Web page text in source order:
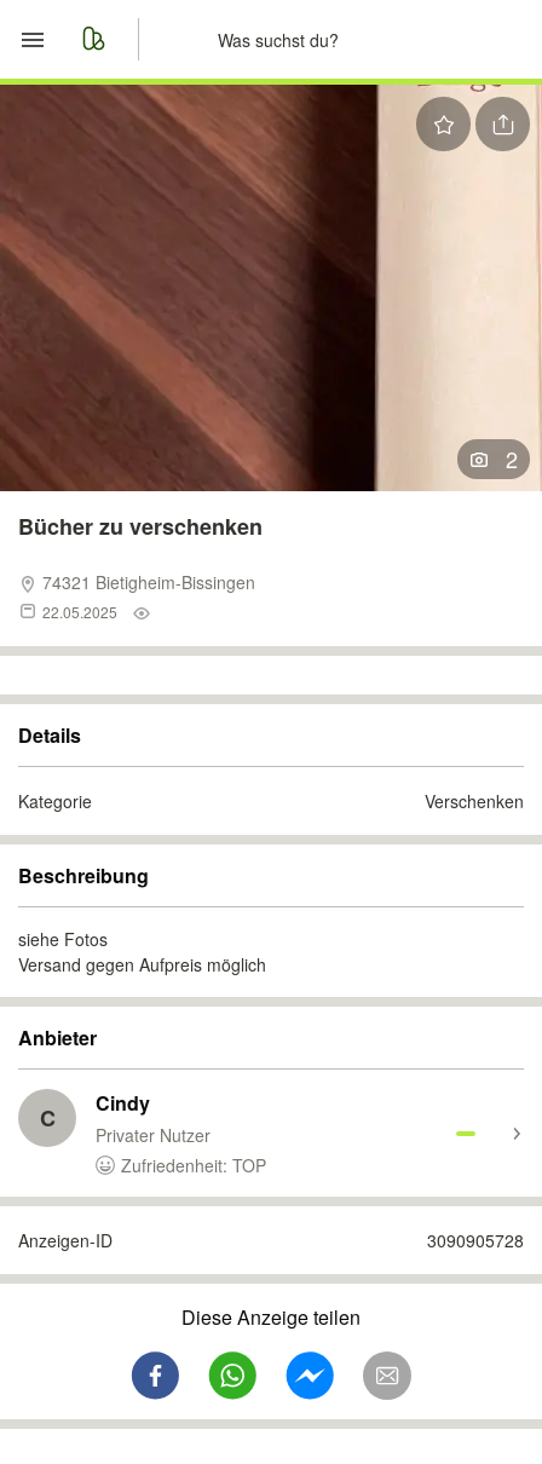
Merkliste
Anzeige aufgeben
2
Bücher zu verschenken
74321 Bietigheim-Bissingen
22.05.2025
Details
Kategorie Verschenken
Beschreibung
siehe Fotos
Versand gegen Aufpreis möglich
Anbieter
C Cindy
Privater Nutzer
Zufriedenheit: TOP
Anzeigen-ID 3090905728
Diese Anzeige teilen